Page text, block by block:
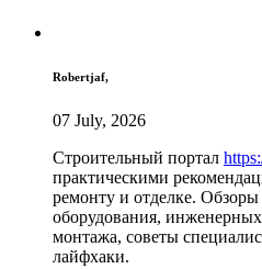
Robertjaf,
07 July, 2026
Строительный портал
практическими
ремонту и отделке.
оборудования,
монтажа, советы
лайфхаки.